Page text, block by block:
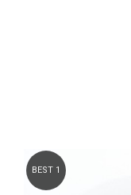
BEST 1